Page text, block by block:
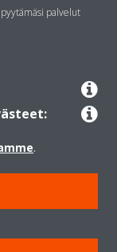
palvelut
.